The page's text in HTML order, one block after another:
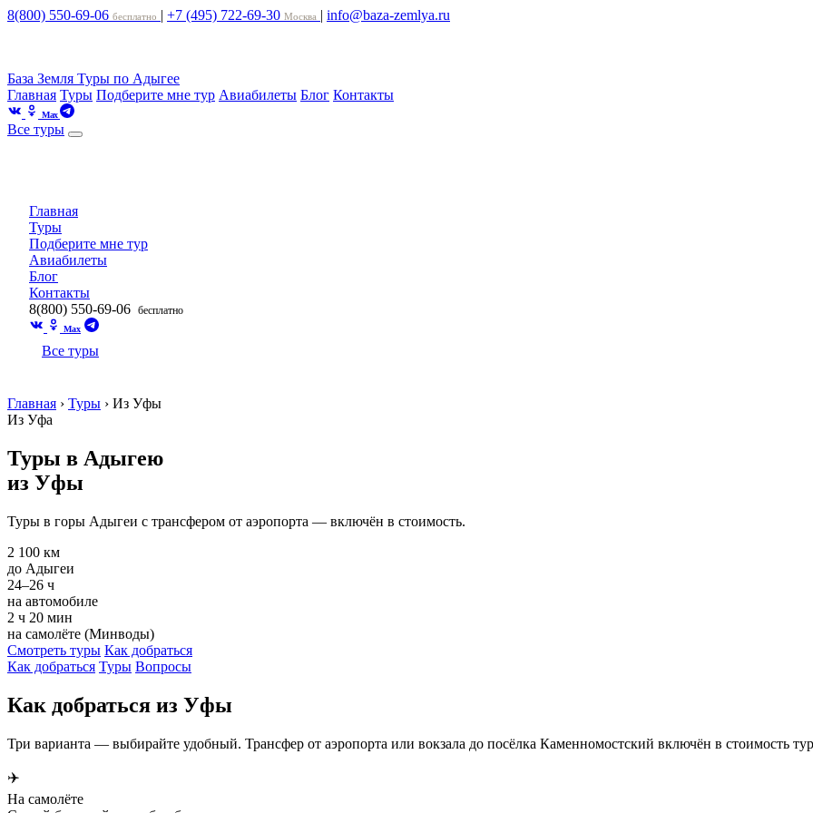
8(800) 550-69-06 бесплатно | +7 (495) 722-69-30 Москва | info@baza-zemlya.ru
База Земля Туры по Адыгее
Главная Туры Подберите мне тур Авиабилеты Блог Контакты
Max
Все туры
Главная
Туры
Подберите мне тур
Авиабилеты
Блог
Контакты
8(800) 550-69-06 бесплатно
Max
Все туры
Главная › Туры › Из Уфы
Из Уфа
Туры в Адыгею
из Уфы
Туры в горы Адыгеи с трансфером от аэропорта — включён в стоимость.
2 100 км
до Адыгеи
24–26 ч
на автомобиле
2 ч 20 мин
на самолёте (Минводы)
Смотреть туры Как добраться
Как добраться Туры Вопросы
Как добраться из Уфы
Три варианта — выбирайте удобный. Трансфер от аэропорта или вокзала до посёлка Каменномостский включён в стоимость
✈️
На самолёте